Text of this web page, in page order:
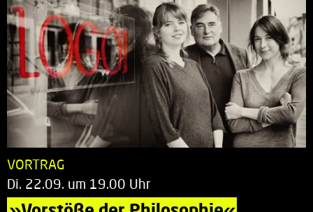
VORTRAG
Di. 22.09. um 19.00 Uhr